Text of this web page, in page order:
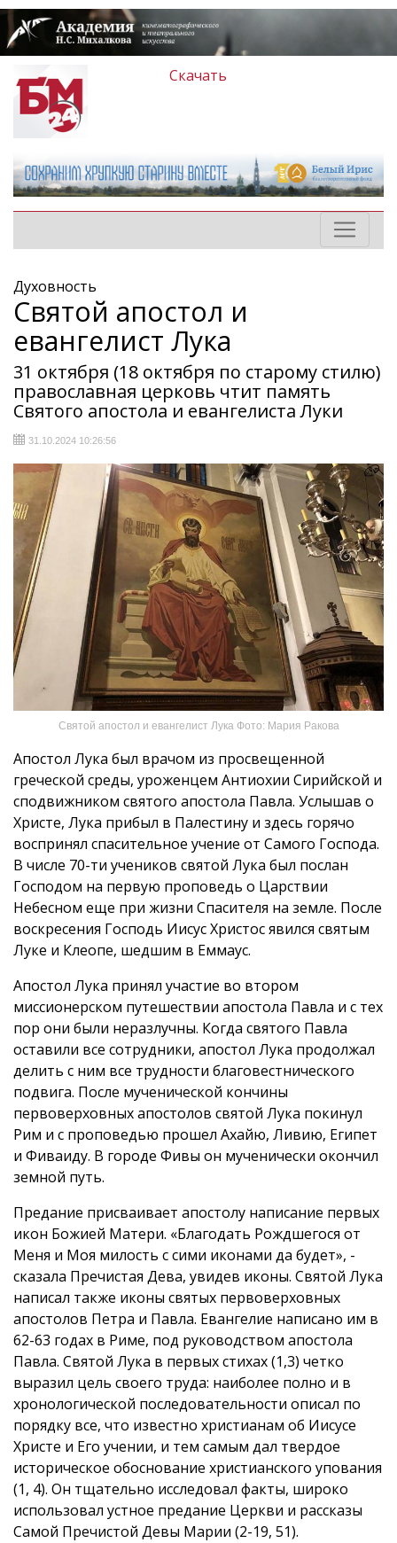
Скачать
Духовность
Святой апостол и
евангелист Лука
31 октября (18 октября по старому стилю)
православная церковь чтит память
Святого апостола и евангелиста Луки
31.10.2024 10:26:56
Святой апостол и евангелист Лука Фото: Мария Ракова
Апостол Лука был врачом из просвещенной
греческой среды, уроженцем Антиохии Сирийской и
сподвижником святого апостола Павла. Услышав о
Христе, Лука прибыл в Палестину и здесь горячо
воспринял спасительное учение от Самого Господа.
В числе 70-ти учеников святой Лука был послан
Господом на первую проповедь о Царствии
Небесном еще при жизни Спасителя на земле. После
воскресения Господь Иисус Христос явился святым
Луке и Клеопе, шедшим в Еммаус.
Апостол Лука принял участие во втором
миссионерском путешествии апостола Павла и с тех
пор они были неразлучны. Когда святого Павла
оставили все сотрудники, апостол Лука продолжал
делить с ним все трудности благовестнического
подвига. После мученической кончины
первоверховных апостолов святой Лука покинул
Рим и с проповедью прошел Ахайю, Ливию, Египет
и Фиваиду. В городе Фивы он мученически окончил
земной путь.
Предание присваивает апостолу написание первых
икон Божией Матери. «Благодать Рождшегося от
Меня и Моя милость с сими иконами да будет», -
сказала Пречистая Дева, увидев иконы. Святой Лука
написал также иконы святых первоверховных
апостолов Петра и Павла. Евангелие написано им в
62-63 годах в Риме, под руководством апостола
Павла. Святой Лука в первых стихах (1,3) четко
выразил цель своего труда: наиболее полно и в
хронологической последовательности описал по
порядку все, что известно христианам об Иисусе
Христе и Его учении, и тем самым дал твердое
историческое обоснование христианского упования
(1, 4). Он тщательно исследовал факты, широко
использовал устное предание Церкви и рассказы
Самой Пречистой Девы Марии (2-19, 51).